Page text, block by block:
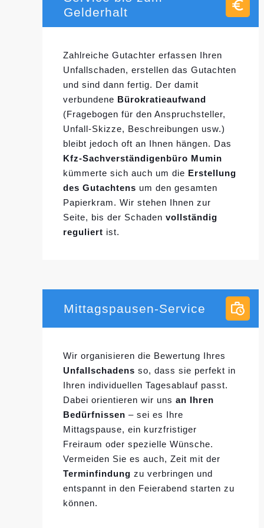
Gelderhalt
Zahlreiche Gutachter erfassen Ihren
Unfallschaden, erstellen das Gutachten
und sind dann fertig. Der damit
verbundene Bürokratieaufwand
(Fragebogen für den Anspruchsteller,
Unfall-Skizze, Beschreibungen usw.)
bleibt jedoch oft an Ihnen hängen. Das
Kfz-Sachverständigenbüro Mumin
kümmerte sich auch um die Erstellung
des Gutachtens um den gesamten
Papierkram. Wir stehen Ihnen zur
Seite, bis der Schaden vollständig
reguliert ist.
Mittagspausen-Service
Wir organisieren die Bewertung Ihres
Unfallschadens so, dass sie perfekt in
Ihren individuellen Tagesablauf passt.
Dabei orientieren wir uns an Ihren
Bedürfnissen – sei es Ihre
Mittagspause, ein kurzfristiger
Freiraum oder spezielle Wünsche.
Vermeiden Sie es auch, Zeit mit der
Terminfindung zu verbringen und
entspannt in den Feierabend starten zu
können.